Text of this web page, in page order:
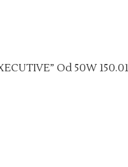
Od 50W